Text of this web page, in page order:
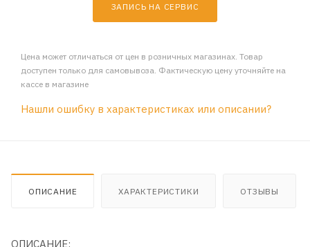
ЗАПИСЬ НА СЕРВИС
Цена может отличаться от цен в розничных магазинах. Товар
доступен только для самовывоза. Фактическую цену уточняйте на
кассе в магазине
Нашли ошибку в характеристиках или описании?
ОПИСАНИЕ ХАРАКТЕРИСТИКИ ОТЗЫВЫ
ОПИСАНИЕ: